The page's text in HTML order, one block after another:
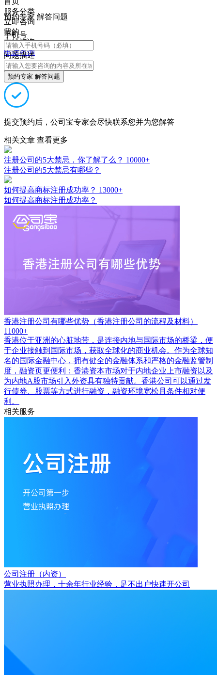
服务分类
立即咨询
我的
在线咨询
电话咨询
预约专家 解答问题
手机号
问题描述
预约专家 解答问题
提交预约后，公司宝专家会尽快联系您并为您解答
相关文章 查看更多
注册公司的5大禁忌，你了解了么？ 10000+
注册公司的5大禁忌有哪些？
如何提高商标注册成功率？ 13000+
如何提高商标注册成功率？
香港注册公司有哪些优势（香港注册公司的流程及材料）
11000+
香港位于亚洲的心脏地带，是连接内地与国际市场的桥梁，便
于企业接触到国际市场，获取全球化的商业机会。作为全球知
名的国际金融中心，拥有健全的金融体系和严格的金融监管制
度，融资页更便利：香港资本市场对于内地企业上市融资以及
为内地A股市场引入外资具有独特贡献。香港公司可以通过发
行债券、股票等方式进行融资，融资环境宽松且条件相对便
利。
相关服务
公司注册（内资）
营业执照办理，十余年行业经验，足不出户快速开公司